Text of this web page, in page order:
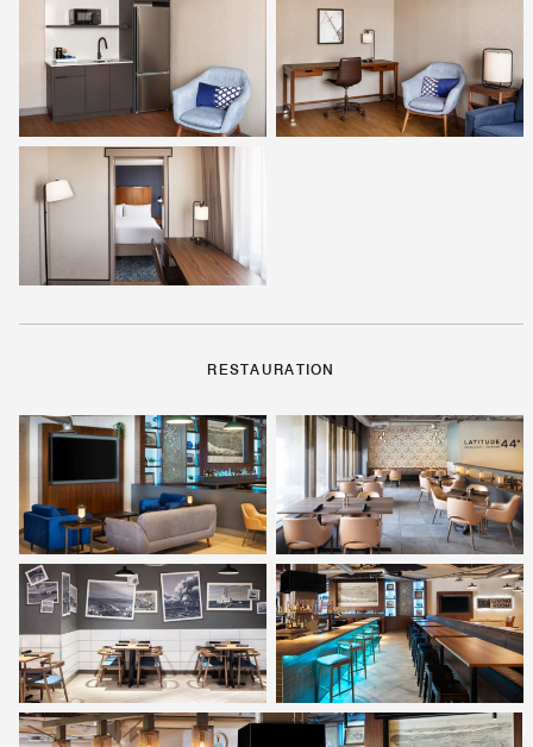
RESTAURATION